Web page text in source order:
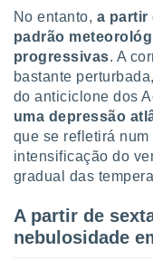
medir o
dos
os
de
de dados
fontes,
e melhorar
dados
No entanto, a partir
padrão
progressivas. A
bastante
do anticiclone dos
uma depressão
que se refletirá
intensificação do
gradual das
A partir de
nebulosidade